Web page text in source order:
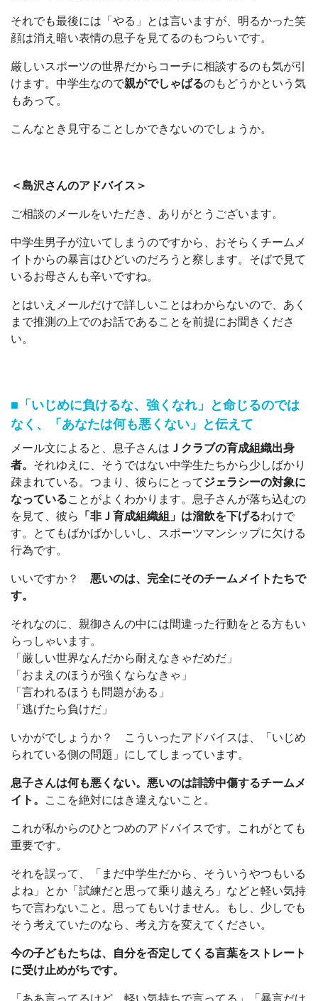
それでも最後には「やる」とは言いますが、明るかった笑
顔は消え暗い表情の息子を見てるのもつらいです。
厳しいスポーツの世界だからコーチに相談するのも気が引
けます。中学生なので親がでしゃばるのもどうかという気
もあって。
こんなとき見守ることしかできないのでしょうか。
＜島沢さんのアドバイス＞
ご相談のメールをいただき、ありがとうございます。
中学生男子が泣いてしまうのですから、おそらくチームメ
イトからの暴言はひどいのだろうと察します。そばで見て
いるお母さんも辛いですね。
とはいえメールだけで詳しいことはわからないので、あく
まで推測の上でのお話であることを前提にお聞きくださ
い。
■ 「いじめに負けるな、強くなれ」と命じるのでは
なく 、「あなたは何も悪くない」と伝えて
メール文によると、息子さんは Ｊクラブの育成組織出身
者。 それゆえに、そうではない中学生たちから少しばかり
疎まれている。つまり、彼らにとってジェラシーの対象に
なっていることがよくわかります。息子さんが落ち込むの
を見て、彼ら
「非Ｊ育成組織組」は溜飲を下げるわけで
す。とてもばかばかしいし、スポーツマンシップに欠ける
行為です。
いいですか？ 悪いのは、完全にそのチームメイトたちで
す。
それなのに、親御さんの中には間違った行動をとる方もい
らっしゃいます。
「厳しい世界なんだから耐えなきゃだめだ」
「おまえのほうが強くならなきゃ」
「言われるほうも問題がある」
「逃げたら負けだ」
いかがでしょうか？ こういったアドバイスは、「いじめ
られている側の問題」にしてしまっています。
息子さんは何も悪くない。悪いのは誹謗中傷するチームメ
イト。
ここを絶対にはき違えないこと。
これが私からのひとつめのアドバイスです。これがとても
重要です。
それを誤って、「まだ中学生だから、そういうやつもいる
よね」とか「試練だと思って乗り越えろ」などと軽い気持
ちで言わないこと。思ってもいけません。もし、少しでも
そう考えていたのなら、考え方を変えてください。
今の子どもたちは、自分を否定してくる言葉をストレート
に受け止めがちです。